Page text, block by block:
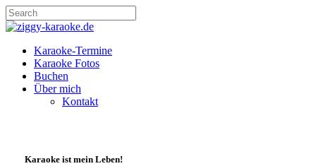
Skip
to
main
content
Close
Menu
Karaoke-Termine
Karaoke Fotos
Buchen
Über mich
Kontakt
Karaoke ist mein Leben!